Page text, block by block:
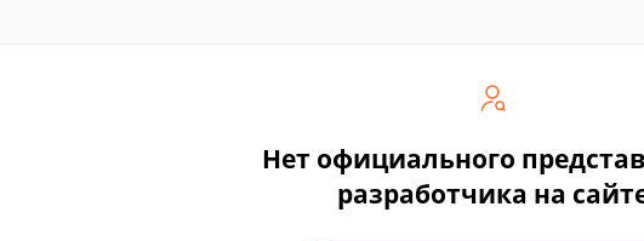
Нет официального
разработчика на